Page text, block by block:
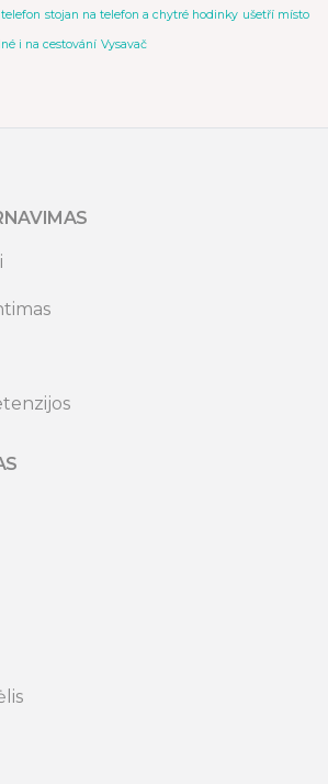
stojan na telefon a chytré hodinky ušetří místo
i na cestování Vysavač